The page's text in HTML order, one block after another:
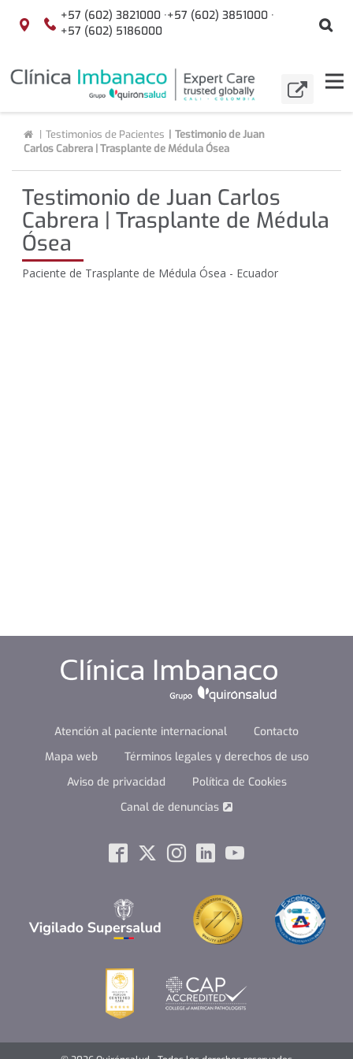
Saltar al contenido
Localización
+57 (602) 3821000 ·+57 (602) 3851000 ·
+57 (602) 5186000
menuAcceso
IR A
Buscar
Clínica
Imbanaco
Testimonios de Pacientes
Testimonio de Juan
Carlos Cabrera | Trasplante de Médula Ósea
Testimonio de Juan Carlos
Cabrera | Trasplante de Médula
Ósea
Paciente de Trasplante de Médula Ósea - Ecuador
Atención al paciente internacional
Contacto
Mapa web
Términos legales y derechos de uso
Aviso de privacidad
Política de Cookies
Canal de denuncias